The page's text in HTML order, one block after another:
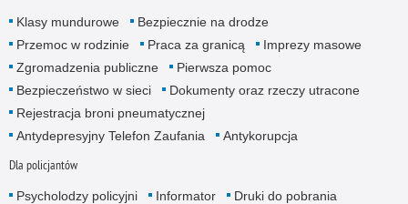
Klasy mundurowe
Bezpiecznie na drodze
Przemoc w rodzinie
Praca za granicą
Imprezy masowe
Zgromadzenia publiczne
Pierwsza pomoc
Bezpieczeństwo w sieci
Dokumenty oraz rzeczy utracone
Rejestracja broni pneumatycznej
Antydepresyjny Telefon Zaufania
Antykorupcja
Dla policjantów
Psycholodzy policyjni Informator
Druki do pobrania